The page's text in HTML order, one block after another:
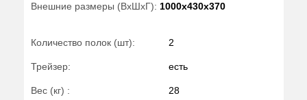
Внешние размеры (ВхШхГ): 1000x430x370
Количество полок (шт): 2
Трейзер: есть
Вес (кг) : 28